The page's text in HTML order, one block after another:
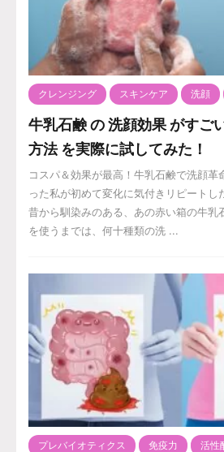
クレンジング スキンケア 洗顔
牛乳石鹸 の 洗顔効果 がすご
方法 を実際に試してみた！
コスパ＆効果が最高！牛乳石鹸で洗顔革
った私が初めて変化に気付きリピートし
昔から馴染みのある、あの赤い箱の牛乳
を使うまでは、何十種類の洗 ...
プレバイオティクス 免疫力 活性